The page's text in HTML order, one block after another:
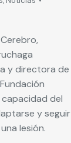
y directora de
del
y seguir
lesión.